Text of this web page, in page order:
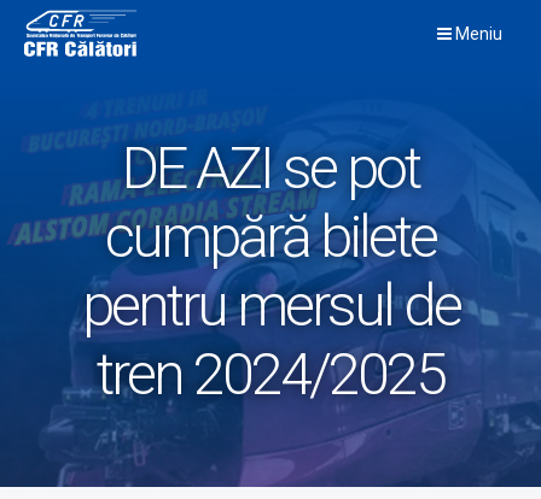
content
Meniu
DE AZI se pot
cumpără bilete
pentru mersul de
tren 2024/2025